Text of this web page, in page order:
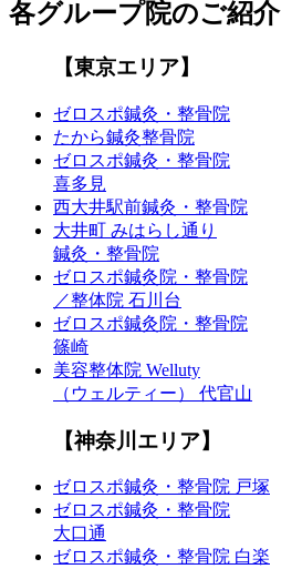
各グループ院のご紹介
【東京エリア】
ゼロスポ鍼灸・整骨院
たから鍼灸整骨院
ゼロスポ鍼灸・整骨院
喜多見
西大井駅前鍼灸・整骨院
大井町 みはらし通り
鍼灸・整骨院
ゼロスポ鍼灸院・整骨院
／整体院 石川台
ゼロスポ鍼灸院・整骨院
篠崎
美容整体院 Welluty
（ウェルティー） 代官山
【神奈川エリア】
ゼロスポ鍼灸・整骨院 戸塚
ゼロスポ鍼灸・整骨院
大口通
ゼロスポ鍼灸・整骨院 白楽